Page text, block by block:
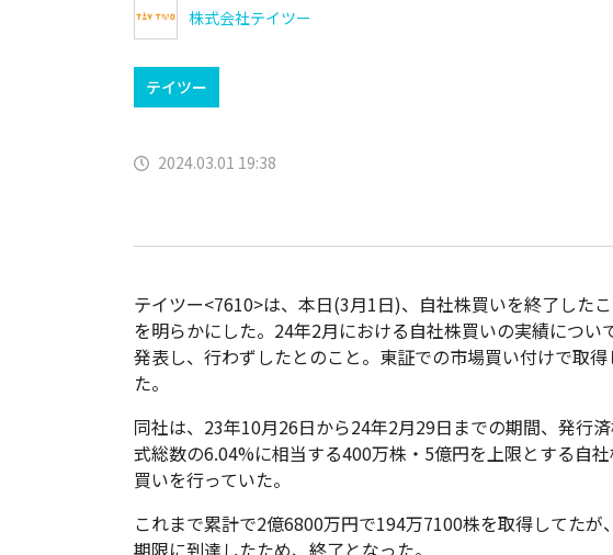
株式会社テイツー
テイツー
2024.03.01 19:38
テイツー<7610>は、本日(3月1日)、自社株買いを終了した
を明らかにした。24年2月における自社株買いの実績につい
発表し、行わずしたとのこと。東証での市場買い付けで取得
た。
同社は、23年10月26日から24年2月29日までの期間、発行
式総数の6.04%に相当する400万株・5億円を上限とする自
買いを行っていた。
これまで累計で2億6800万円で194万7100株を取得してた
期限に到達したため、終了となった。